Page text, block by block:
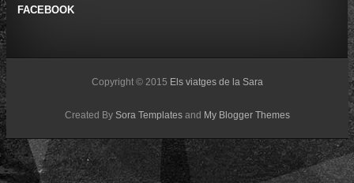
FACEBOOK
Copyright © 2015 Els viatges de la Sara
Created BySora Templates and My Blogger Themes